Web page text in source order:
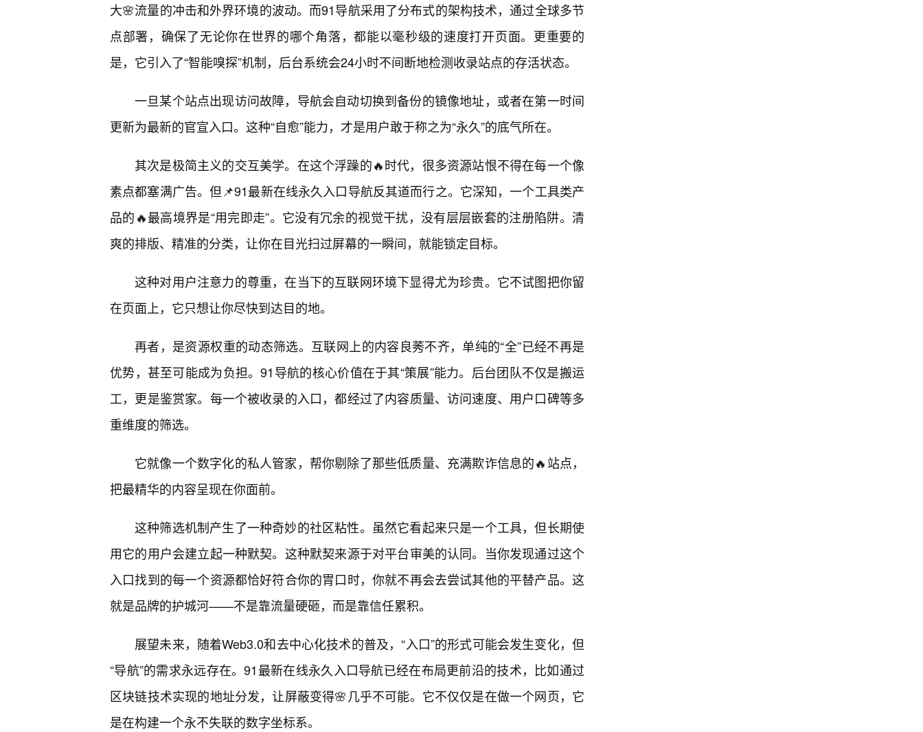
大🌸流量的冲击和外界环境的波动。而91导航采用了分布式的架构技术，通过全球多节
点部署，确保了无论你在世界的哪个角落，都能以毫秒级的速度打开页面。更重要的
是，它引入了“智能嗅探”机制，后台系统会24小时不间断地检测收录站点的存活状态。
一旦某个站点出现访问故障，导航会自动切换到备份的镜像地址，或者在第一时间
更新为最新的官宣入口。这种“自愈”能力，才是用户敢于称之为“永久”的底气所在。
其次是极简主义的交互美学。在这个浮躁的🔥时代，很多资源站恨不得在每一个像
素点都塞满广告。但📌91最新在线永久入口导航反其道而行之。它深知，一个工具类产
品的🔥最高境界是“用完即走”。它没有冗余的视觉干扰，没有层层嵌套的注册陷阱。清
爽的排版、精准的分类，让你在目光扫过屏幕的一瞬间，就能锁定目标。
这种对用户注意力的尊重，在当下的互联网环境下显得尤为珍贵。它不试图把你留
在页面上，它只想让你尽快到达目的地。
再者，是资源权重的动态筛选。互联网上的内容良莠不齐，单纯的“全”已经不再是
优势，甚至可能成为负担。91导航的核心价值在于其“策展”能力。后台团队不仅是搬运
工，更是鉴赏家。每一个被收录的入口，都经过了内容质量、访问速度、用户口碑等多
重维度的筛选。
它就像一个数字化的私人管家，帮你剔除了那些低质量、充满欺诈信息的🔥站点，
把最精华的内容呈现在你面前。
这种筛选机制产生了一种奇妙的社区粘性。虽然它看起来只是一个工具，但长期使
用它的用户会建立起一种默契。这种默契来源于对平台审美的认同。当你发现通过这个
入口找到的每一个资源都恰好符合你的胃口时，你就不再会去尝试其他的平替产品。这
就是品牌的护城河——不是靠流量硬砸，而是靠信任累积。
展望未来，随着Web3.0和去中心化技术的普及，“入口”的形式可能会发生变化，但
“导航”的需求永远存在。91最新在线永久入口导航已经在布局更前沿的技术，比如通过
区块链技术实现的地址分发，让屏蔽变得🌸几乎不可能。它不仅仅是在做一个网页，它
是在构建一个永不失联的数字坐标系。